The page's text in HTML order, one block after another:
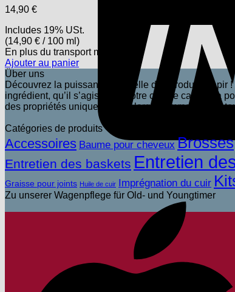
14,90 €
Includes 19% USt.
(14,90 € / 100 ml)
En plus du transportmaritime
Ajouter au panier
Über uns
Découvrez la puissance naturelle des produits Tapir
ingrédient, qu’il s’agisse de notre cire de carnauba
des propriétés uniques. Notre large gamme couvre
Catégories de produits
Accessoires Baume pour cheveux Brosses
Entretien des baskets Entretien
Graisse pour joints Huile de cuir Imprégnation du cuir
Zu unserer Wagenpflege für Old- und Youngtimer